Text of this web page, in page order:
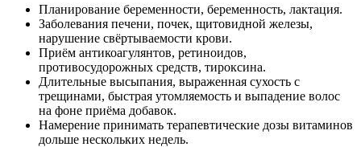
Планирование беременности, беременность, лактация.
Заболевания печени, почек, щитовидной железы,
нарушение свёртываемости крови.
Приём антикоагулянтов, ретиноидов,
противосудорожных средств, тироксина.
Длительные высыпания, выраженная сухость с
трещинами, быстрая утомляемость и выпадение волос
на фоне приёма добавок.
Намерение принимать терапевтические дозы витаминов
дольше нескольких недель.